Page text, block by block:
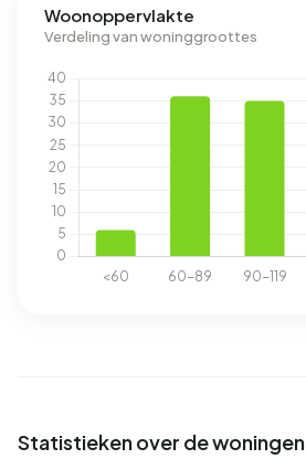
Woonoppervlakte
Verdeling van woninggroottes
Statistieken over de woningen